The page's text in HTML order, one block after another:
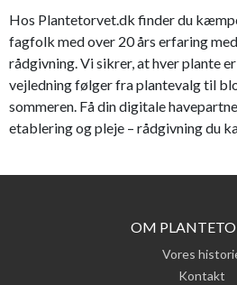
Hos Plantetorvet.dk finder du
fagfolk med over 20 års erfaring
rådgivning. Vi sikrer, at hver plante
vejledning følger fra plantevalg til
sommeren. Få din digitale
etablering og pleje – rådgivning du
OM
Vores
Kontakt